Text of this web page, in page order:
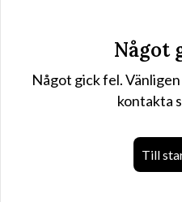
Något
Något gick fel.
kontakta
Till